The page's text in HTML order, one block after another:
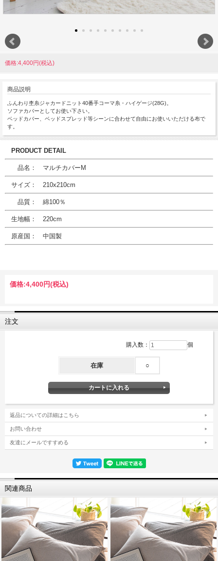
価格:4,400円(税込)
商品説明
ふんわり杢糸ジャカードニット40番手コーマ糸・ハイゲージ(28G)。
ソファカバーとしてお使い下さい。
ベッドカバー、ベッドスプレッド等シーンに合わせて自由にお使いいただける布で
す。
PRODUCT DETAIL
品名： マルチカバーM
サイズ： 210x210cm
品質： 綿100％
生地幅： 220cm
原産国： 中国製
価格:4,400円(税込)
注文
購入数： 個
在庫 ○
返品についての詳細はこちら
お問い合わせ
友達にメールですすめる
関連商品